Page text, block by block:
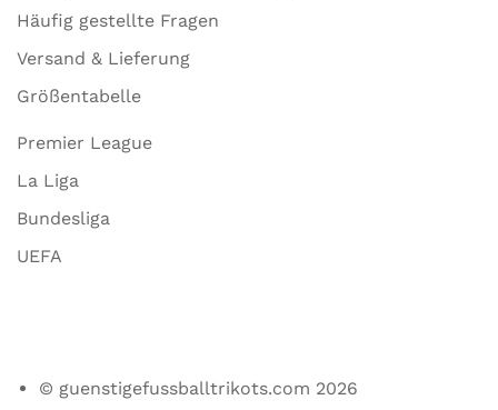
Häufig gestellte Fragen
Versand & Lieferung
Größentabelle
Premier League
La Liga
Bundesliga
UEFA
© guenstigefussballtrikots.com 2026